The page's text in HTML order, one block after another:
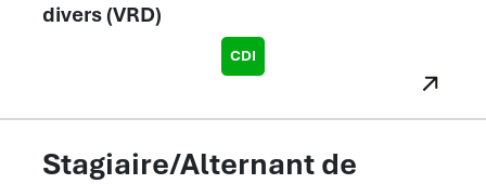
divers (VRD)
CDI
Stagiaire/Alternant de